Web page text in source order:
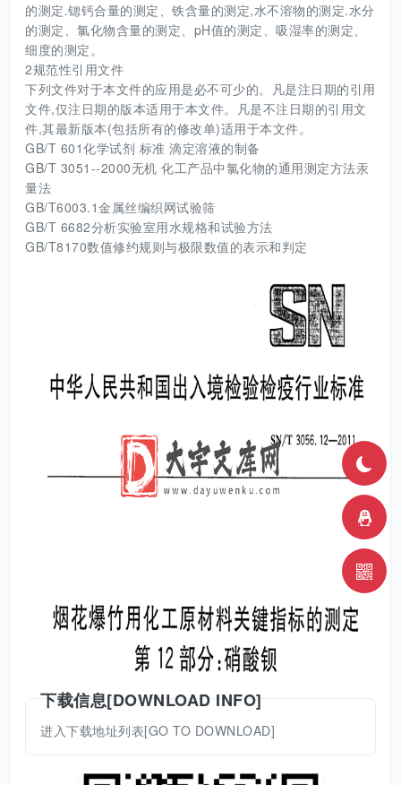
的测定.锶钙合量的测定、铁含量的测定,水不溶物的测定.水分
的测定、氯化物含量的测定、pH值的测定、吸湿率的测定、
细度的测定。
2规范性引用文件
下列文件对于本文件的应用是必不可少的。凡是注日期的引用
文件,仅注日期的版本适用于本文件。凡是不注日期的引用文
件,其最新版本(包括所有的修改单)适用于本文件。
GB/T 601化学试剂 标准 滴定溶液的制备
GB/T 3051--2000无机 化工产品中氯化物的通用测定方法汞
量法
GB/T6003.1金属丝编织网试验筛
GB/T 6682分析实验室用水规格和试验方法
GB/T8170数值修约规则与极限数值的表示和判定
下载信息[DOWNLOAD INFO]
进入下载地址列表[GO TO DOWNLOAD]